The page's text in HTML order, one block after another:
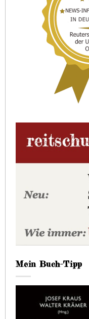
Mein Buch-Tipp